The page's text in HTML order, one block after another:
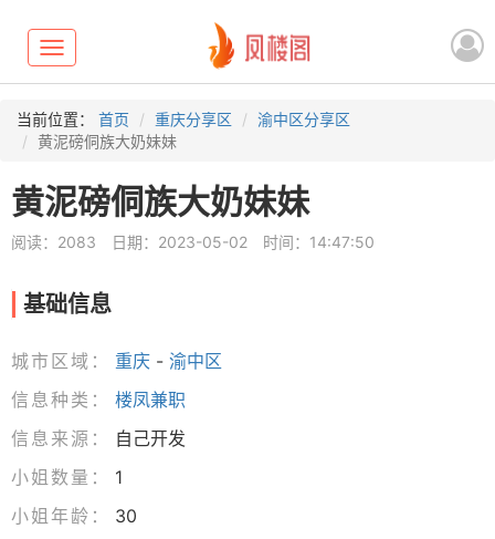
Toggle
navigation
当前位置： 首页 重庆分享区
渝中区分享区
黄泥磅侗族大奶妹妹
黄泥磅侗族大奶妹妹
阅读：2083 日期：2023-05-02 时间：14:47:50
基础信息
城市区域： 重庆 - 渝中区
信息种类：
楼凤兼职
信息来源：
自己开发
小姐数量：
1
小姐年龄：
30